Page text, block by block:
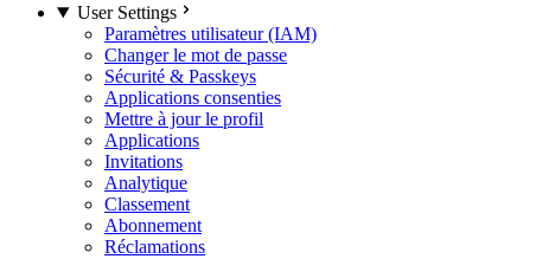
User Settings
Paramètres utilisateur (IAM)
Changer le mot de passe
Sécurité & Passkeys
Applications consenties
Mettre à jour le profil
Applications
Invitations
Analytique
Classement
Abonnement
Réclamations